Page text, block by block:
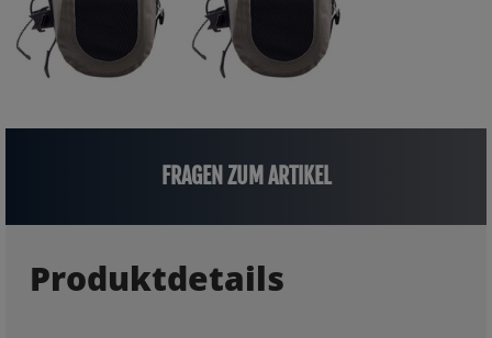
FRAGEN ZUM ARTIKEL
Produktdetails